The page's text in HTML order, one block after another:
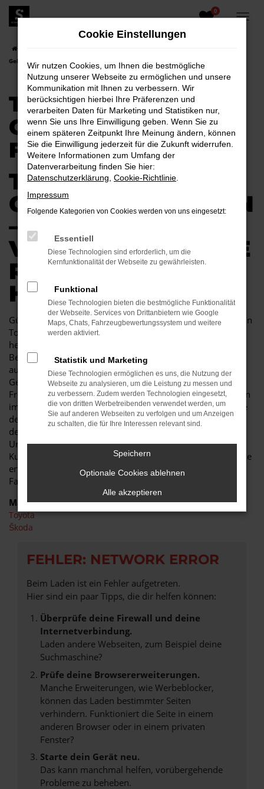
Zum
Hauptinhalt
0
Gebrauchtwagen für Hoyerswerda
TOYOTA PROACE
GEBRAUCHTWAGEN
FÜR HOYERSWERDA
TOYOTA PROACE
GEBRAUCHTWAGEN
–
VERTRAUENSVOLLE
R AUTOKAUF IN
HOYERSWERDA
Günstige Mobilität in Hoyerswerda kann so einfach sein. Ein
Toyota Proace Gebrauchtwagen besticht durch seine
herausragende Qualität und erweist sich als jahrelanger
Begleiter. Sowohl im Stadtverkehr von Hoyerswerda als
auch auf Landstraße und Autobahn ist der Toyota Proace
Gebrauchtwagen eine perfekte Lösung und wird Ihnen viel
Freude bereiten. Unser Autohaus ist seit mehr als 30 Jahren
im Geschäft. Wir sind nicht nur Experten für Fahrzeuge wie
den Toyota Proace Gebrauchtwagen, sondern auch tief in
der Region Hoyerswerda verankert. In unserem
Unternehmen zählen noch Werte wie Vertrauen und
Kundennähe, was Sie in jeder Beratung im positivsten Sinne
erfahren. Des Weiteren zeichnen wir uns durch ein breites
Fahrzeug- und Serviceangebot und günstige Preise
Marken
Toyota
Škoda
FEHLER: NETWORK ERROR
Beim Laden ist ein Fehler aufgetreten.
Hier sind ein paar Tipps, die dir helfen können:
Überprüfe deine Firewall und deine
Internetverbindung.
Laden andere Webseiten, zum Beispiel deine
Suchmaschine?
Prüfe deine Browsererweiterungen.
Manche Erweiterungen, wie Werbeblocker,
können das Laden bestimmter Seiten
verhindern. Funktioniert die Seite in einem
anderen Browser oder in einem privaten
Fenster?
Starte dein Gerät neu.
Das kann manchmal helfen, vorübergehende
Probleme zu beheben.
Cookie Einstellungen
Wir nutzen Cookies, um Ihnen die bestmögliche
Nutzung unserer Webseite zu ermöglichen und unsere
Kommunikation mit Ihnen zu verbessern. Wir
berücksichtigen hierbei Ihre Präferenzen und
verarbeiten Daten für Marketing und Statistiken nur,
wenn Sie uns Ihre Einwilligung geben. Wenn Sie zu
einem späteren Zeitpunkt Ihre Meinung ändern, können
Sie die Einwilligung jederzeit für die Zukunft widerrufen.
Weitere Informationen zum Umfang der
Datenverarbeitung finden Sie hier:
Datenschutzerklärung Cookie-Richtlinie
Impressum
Folgende Kategorien von Cookies werden von uns eingesetzt:
Essentiell
Diese Technologien sind erforderlich, um die
Kernfunktionalität der Webseite zu gewährleisten.
Funktional
Diese Technologien bieten die bestmögliche Funktionalität
der Webseite. Services von Drittanbietern wie Google
Maps, Chats, Fahrzeugbewertungssystem und weitere
werden aktiviert.
Statistik und Marketing
Diese Technologien ermöglichen es uns, die Nutzung der
Webseite zu analysieren, um die Leistung zu messen und
zu verbessern. Zudem werden Technologien eingesetzt,
die von dritten Werbetreibenden verwendet werden, um
Sie auf anderen Webseiten zu verfolgen und um Anzeigen
zu schalten, die für Ihre Interessen relevant sind.
Speichern
Optionale Cookies ablehnen
Alle akzeptieren